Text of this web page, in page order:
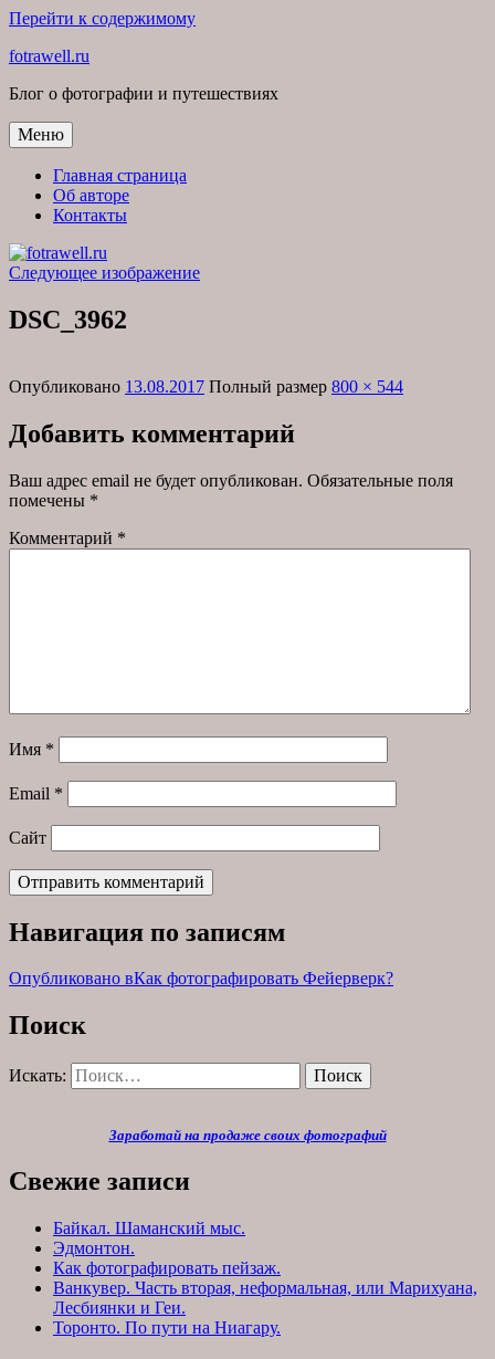
Перейти к содержимому
fotrawell.ru
Блог о фотографии и путешествиях
Меню
Главная страница
Об авторе
Контакты
Следующее изображение
DSC_3962
Опубликовано 13.08.2017 Полный размер 800 × 544
Добавить комментарий
Ваш адрес email не будет опубликован. Обязательные поля
помечены *
Комментарий *
Имя *
Email *
Сайт
Навигация по записям
Опубликовано вКак фотографировать Фейерверк?
Поиск
Искать: Поиск
Заработай на продаже своих фотографий
Свежие записи
Байкал. Шаманский мыс.
Эдмонтон.
Как фотографировать пейзаж.
Ванкувер. Часть вторая, неформальная, или Марихуана,
Лесбиянки и Геи.
Торонто. По пути на Ниагару.